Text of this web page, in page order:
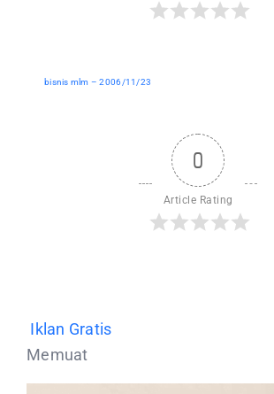
bisnis mlm – 2006/11/23
0
Article Rating
Iklan Gratis
Memuat